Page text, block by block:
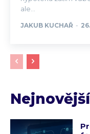
ale...
JAKUB KUCHAŘ -
Nejnovější